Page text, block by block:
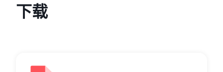
下载